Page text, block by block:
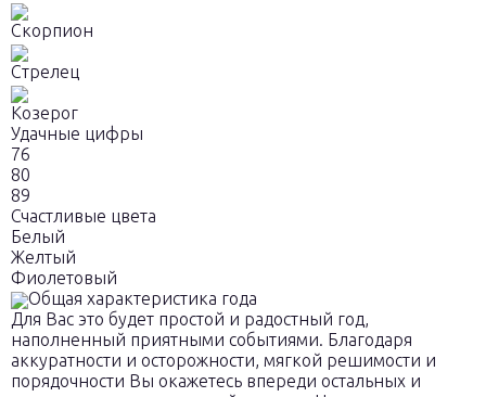
Скорпион
Стрелец
Козерог
Удачные цифры
76
80
89
Счастливые цвета
Белый
Желтый
Фиолетовый
Общая характеристика года
Для Вас это будет простой и радостный год,
наполненный приятными событиями. Благодаря
аккуратности и осторожности, мягкой решимости и
порядочности Вы окажетесь впереди остальных и